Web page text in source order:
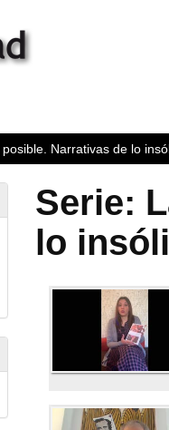
Narrativas de lo
Serie:
lo